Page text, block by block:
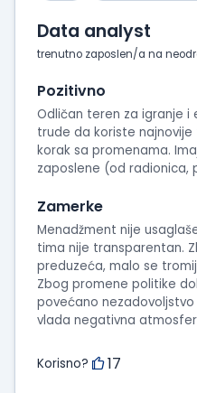
Data analyst
trenutno zaposlen/a na
Pozitivno
Odličan teren za igranje i
trude da koriste
korak sa promenama.
zaposlene (od radionica,
Zamerke
Menadžment nije
tima nije transparentan.
preduzeća, malo se
Zbog promene politike
povećano
vlada negativna
Korisno? 17